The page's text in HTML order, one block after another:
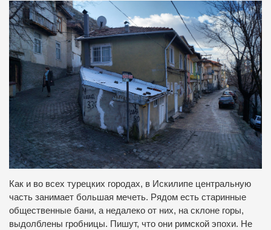
Как и во всех турецких городах, в Искилипе центральную
часть занимает большая мечеть. Рядом есть старинные
общественные бани, а недалеко от них, на склоне горы,
выдолблены гробницы. Пишут, что они римской эпохи. Не